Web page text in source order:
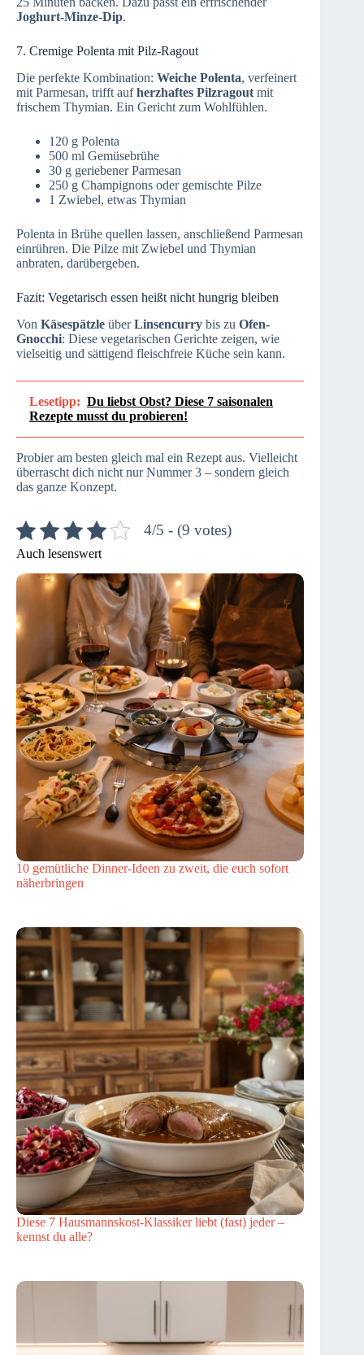
Joghurt-Minze-Dip.
7. Cremige Polenta mit Pilz-Ragout
Die perfekte Kombination: Weiche Polenta, verfeinert
mit Parmesan, trifft aufherzhaftes Pilzragout mit
frischem Thymian. Ein Gericht zum Wohlfühlen.
120 g Polenta
500 ml Gemüsebrühe
30 g geriebener Parmesan
250 g Champignons oder gemischte Pilze
1 Zwiebel, etwas Thymian
Polenta in Brühe quellen lassen, anschließend Parmesan
einrühren. Die Pilze mit Zwiebel und Thymian
anbraten, darübergeben.
Fazit: Vegetarisch essen heißt nicht hungrig bleiben
Von Käsespätzle überLinsencurry bis zu Ofen-
Gnocchi: Diese vegetarischen Gerichte zeigen, wie
vielseitig und sättigend fleischfreie Küche sein kann.
Lesetipp: Du liebst Obst? Diese 7 saisonalen
Rezepte musst du probieren!
Probier am besten gleich mal ein Rezept aus. Vielleicht
überrascht dich nicht nur Nummer 3 – sondern gleich
das ganze Konzept.
4/5 - (9 votes)
Auch lesenswert
10 gemütliche Dinner-Ideen zu zweit, die euch sofort
näherbringen
Diese 7 Hausmannskost-Klassiker liebt (fast) jeder –
kennst du alle?